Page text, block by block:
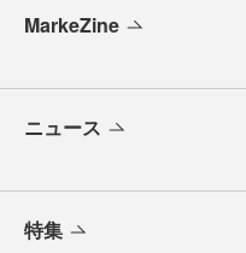
MarkeZine
ニュース
特集